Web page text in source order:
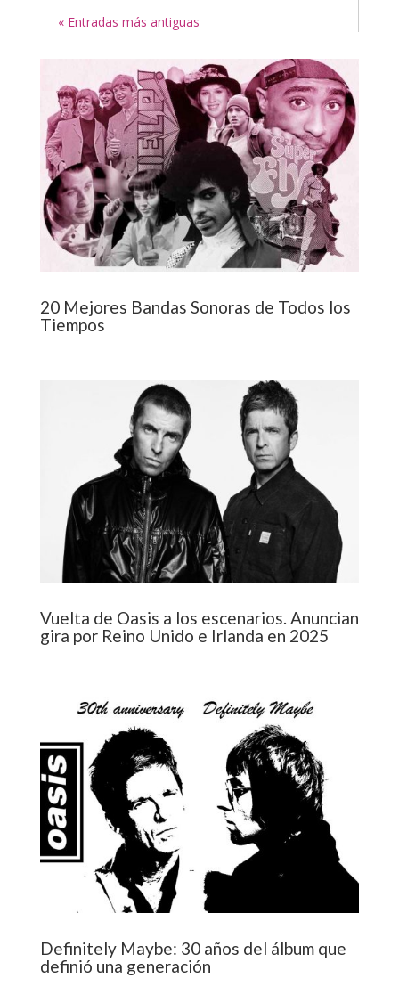
« Entradas más antiguas
20 Mejores Bandas Sonoras de Todos los
Tiempos
Vuelta de Oasis a los escenarios. Anuncian
gira por Reino Unido e Irlanda en 2025
Definitely Maybe: 30 años del álbum que
definió una generación